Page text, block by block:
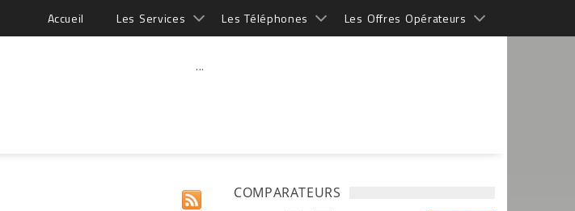
Accueil Les Services Les Téléphones Les Offres Opérateurs
...
COMPARATEURS